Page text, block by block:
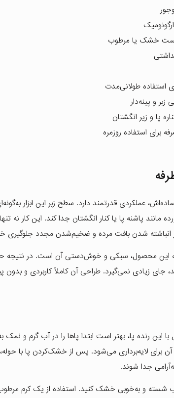
خشک یا مرطوب
استفاده طولانی‌مدت
و پینه‌دار
پا و زیر انگشتان
برای استفاده روزمره
عملکردی قدرتمند دارد. سطح زبر این ابزار
پاشنه پا یا کنار انگشتان جدا کند. این کار نه
شدن بافت مرده و ضخیم‌شدن مجدد جلوگیری
این محصول، سبکی و خوش‌دستی آن است. در نتیجه حتی
زیادی نمی‌گیرد. طراحی آن کاملاً کاربردی و بدون
لایه‌برداری می‌شود. پس از خشک‌کردن پا با حوله،
جدا شوند.
آب شسته و به‌خوبی خشک کنید. استفاده از یک کرم